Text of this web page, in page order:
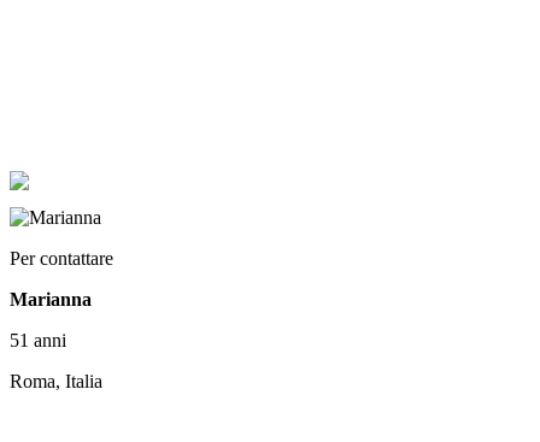
Per contattare
Marianna
51 anni
Roma, Italia